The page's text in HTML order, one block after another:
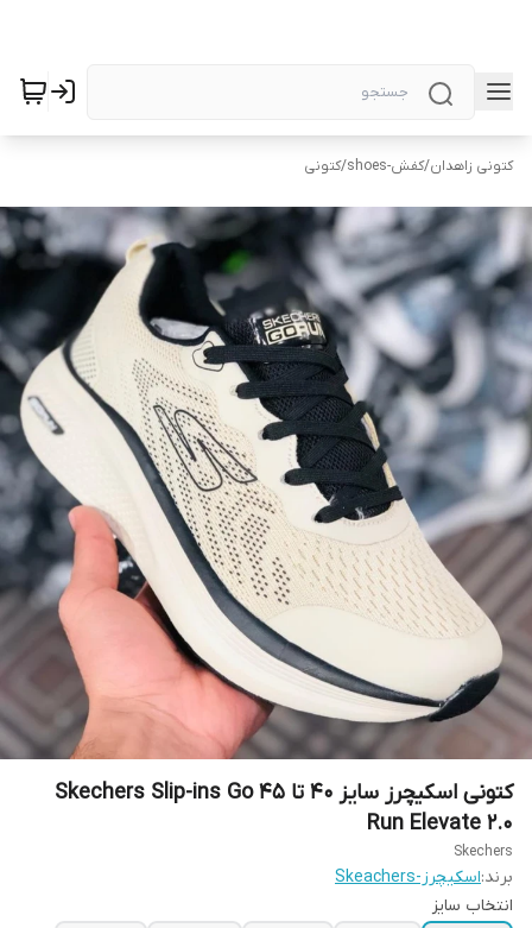
کتونی زاهدان/کفش-shoes /کتونی
کتونی اسکیچرز سایز ۴۰ تا ۴۵ Skechers Slip-ins Go
Run Elevate 2.0
Skechers
برند:اسکیچرز-Skeachers
انتخاب سایز